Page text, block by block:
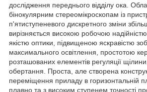
дослідження переднього відділу ока.
бінокулярним стереомікроскопам із
п'ятиступеневого дискретного зміни
вирізняється високою робочою
якістю оптики, підвищеною яскравістю
максимального освітлення, простотою
розташованих елементів регуляції
обертання. Проста, але створена
переміщення приладу в горизонтальній
плавно та з високим ступенем точності